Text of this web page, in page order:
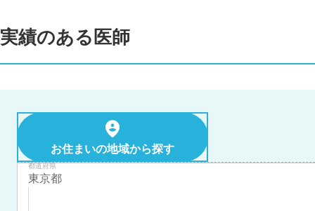
実績のある医師
お住まいの地域から探す
都道府県